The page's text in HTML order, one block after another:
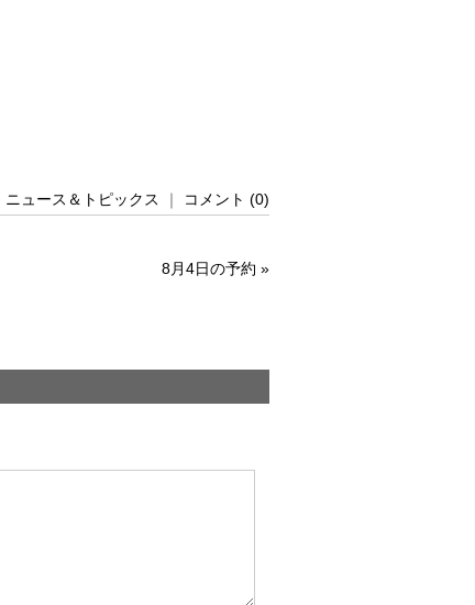
ニュース＆トピックス ｜ コメント (0)
8月4日の予約 »